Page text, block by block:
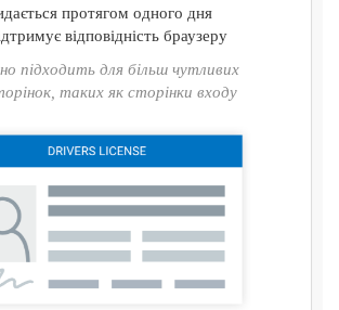
протягом одного дня
відповідність браузеру
підходить для більш чутливих
таких як сторінки входу